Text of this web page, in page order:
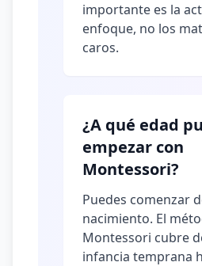
importante es la
enfoque, no los
caros.
¿A qué edad
empezar con
Montessori?
Puedes comenzar
nacimiento. El
Montessori cubre
infancia temprana